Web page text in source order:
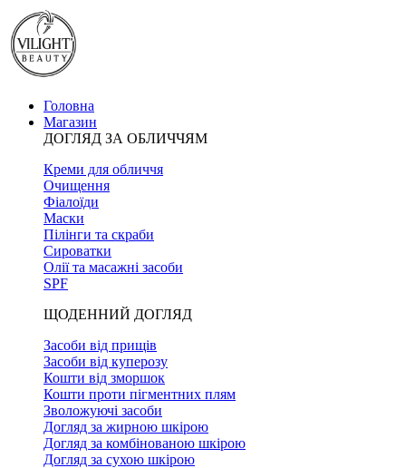
Головна
Магазин
ДОГЛЯД ЗА ОБЛИЧЧЯМ
Креми для обличчя
Очищення
Фіалоїди
Маски
Пілінги та скраби
Сироватки
Олії та масажні засоби
SPF
ЩОДЕННИЙ ДОГЛЯД
Засоби від прищів
Засоби від куперозу
Кошти від зморшок
Кошти проти пігментних плям
Зволожуючі засоби
Догляд за жирною шкірою
Догляд за комбінованою шкірою
Догляд за сухою шкірою